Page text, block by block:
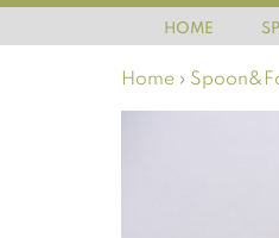
HOME
Home ›